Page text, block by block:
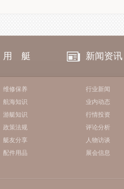
用 艇
维修保养
航海知识
游艇知识
政策法规
艇友分享
配件用品
新闻资讯
行业新闻
业内动态
行情投资
评论分析
人物访谈
展会信息